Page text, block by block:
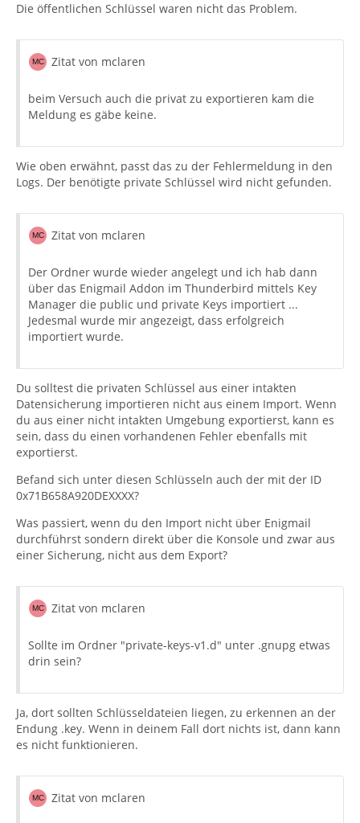
Die öffentlichen Schlüssel waren nicht das Problem.
Zitat von mclaren
beim Versuch auch die privat zu exportieren kam die
Meldung es gäbe keine.
Wie oben erwähnt, passt das zu der Fehlermeldung in den
Logs. Der benötigte private Schlüssel wird nicht gefunden.
Zitat von mclaren
Der Ordner wurde wieder angelegt und ich hab dann
über das Enigmail Addon im Thunderbird mittels Key
Manager die public und private Keys importiert ...
Jedesmal wurde mir angezeigt, dass erfolgreich
importiert wurde.
Du solltest die privaten Schlüssel aus einer intakten
Datensicherung importieren nicht aus einem Import. Wenn
du aus einer nicht intakten Umgebung exportierst, kann es
sein, dass du einen vorhandenen Fehler ebenfalls mit
exportierst.
Befand sich unter diesen Schlüsseln auch der mit der ID
0x71B658A920DEXXXX?
Was passiert, wenn du den Import nicht über Enigmail
durchführst sondern direkt über die Konsole und zwar aus
einer Sicherung, nicht aus dem Export?
Zitat von mclaren
Sollte im Ordner "private-keys-v1.d" unter .gnupg etwas
drin sein?
Ja, dort sollten Schlüsseldateien liegen, zu erkennen an der
Endung .key. Wenn in deinem Fall dort nichts ist, dann kann
es nicht funktionieren.
Zitat von mclaren